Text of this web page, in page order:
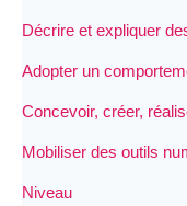
Décrire et expliquer
Adopter un
Concevoir, créer,
Mobiliser des outils
Niveau